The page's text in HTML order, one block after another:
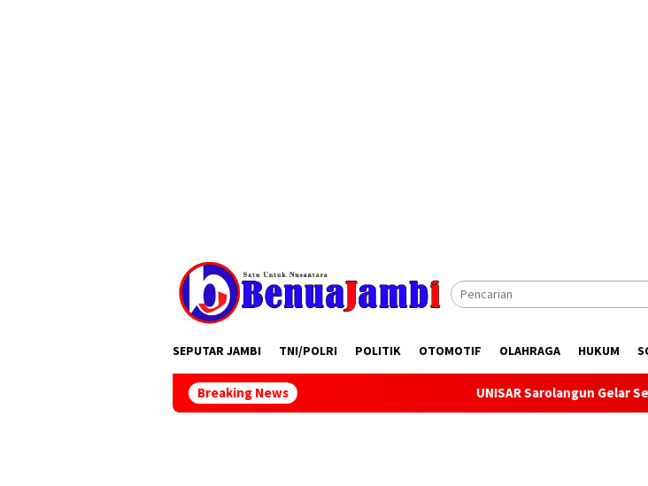
SEPUTAR JAMBI TNI/POLRI POLITIK OTOMOTIF OLAHRAGA HUKUM
Breaking News UNISAR Sarolangun Gelar Seminar